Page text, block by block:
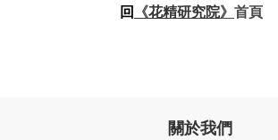
回 《花精研究院》 首頁
關於我們